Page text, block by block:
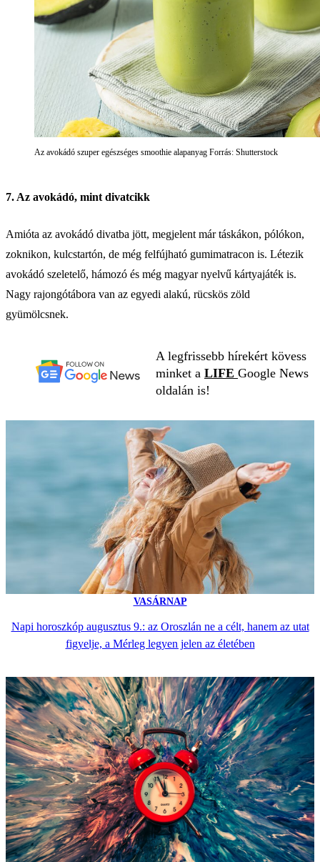
Az avokádó szuper egészséges smoothie alapanyag Forrás: Shutterstock
7. Az avokádó, mint divatcikk
Amióta az avokádó divatba jött, megjelent már táskákon, pólókon,
zoknikon, kulcstartón, de még felfújható gumimatracon is. Létezik
avokádó szeletelő, hámozó és még magyar nyelvű kártyajáték is.
Nagy rajongótábora van az egyedi alakú, rücskös zöld
gyümölcsnek.
A legfrissebb hírekért kövess
minket a LIFE Google News
oldalán is!
VASÁRNAP
Napi horoszkóp augusztus 9.: az Oroszlán ne a célt, hanem az utat
figyelje, a Mérleg legyen jelen az életében